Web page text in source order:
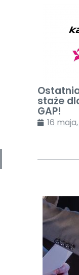
staże
GAP!
16